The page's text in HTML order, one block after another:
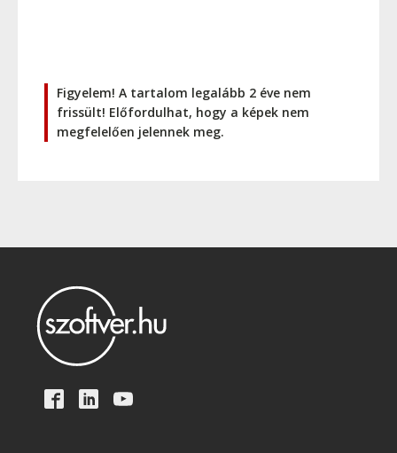
Figyelem! A tartalom legalább 2 éve nem
frissült! Előfordulhat, hogy a képek nem
megfelelően jelennek meg.